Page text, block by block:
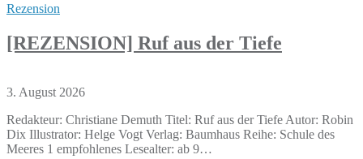
Rezension
[REZENSION] Ruf aus der Tiefe
3. August 2026
Redakteur: Christiane Demuth Titel: Ruf aus der Tiefe Autor: Robin
Dix Illustrator: Helge Vogt Verlag: Baumhaus Reihe: Schule des
Meeres 1 empfohlenes Lesealter: ab 9…